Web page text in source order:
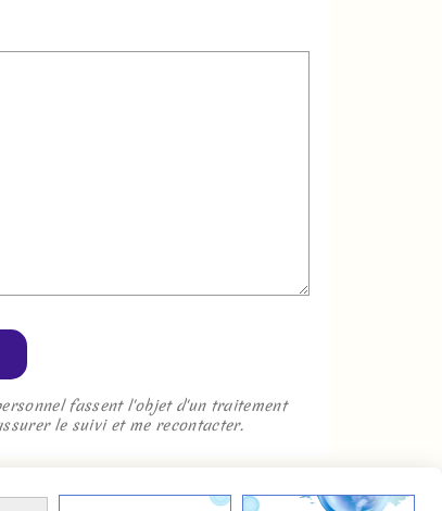
fassent l'objet d'un traitement
le suivi et me recontacter.